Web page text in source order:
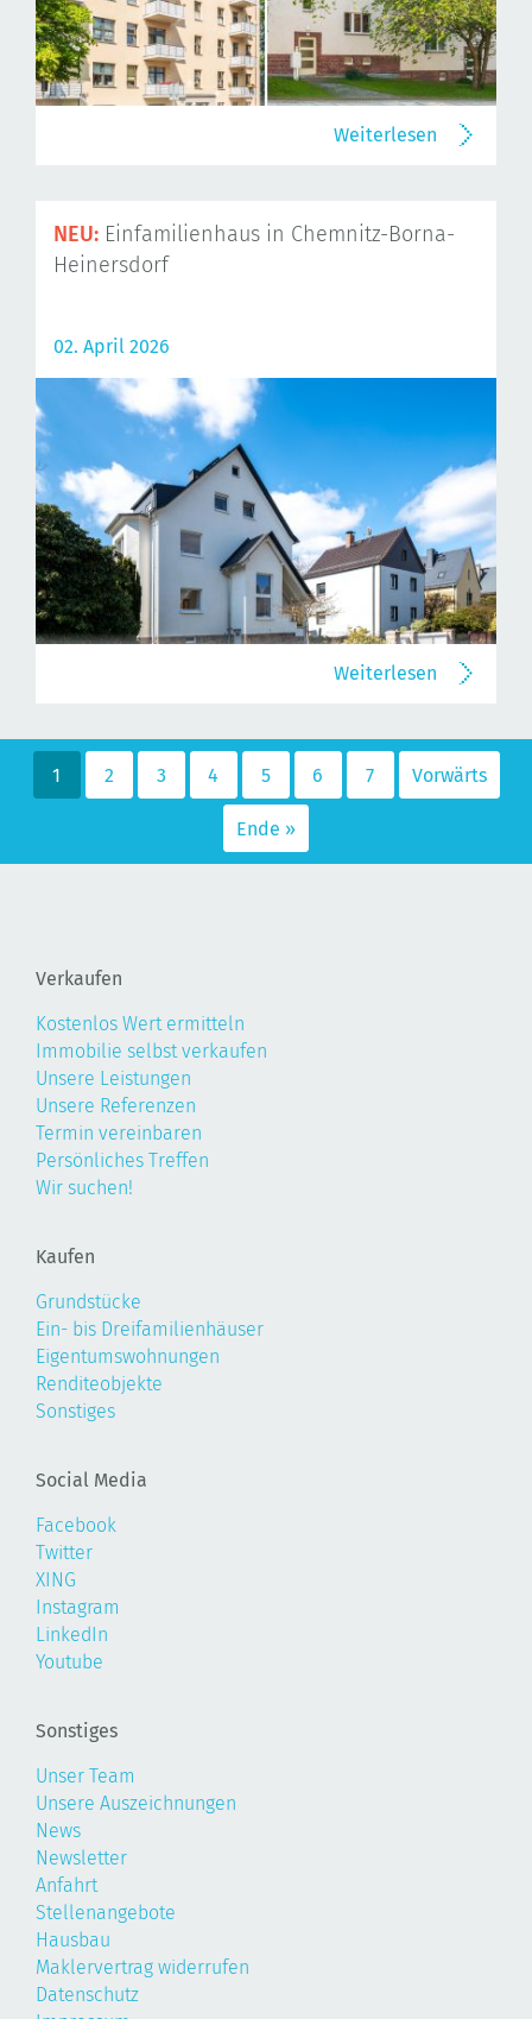
Weiterlesen
NEU: Einfamilienhaus in Chemnitz-Borna-
Heinersdorf
02. April 2026
Weiterlesen
1 2 3 4 5 6 7 Vorwärts
Ende »
Verkaufen
Kostenlos Wert ermitteln
Immobilie selbst verkaufen
Unsere Leistungen
Unsere Referenzen
Termin vereinbaren
Persönliches Treffen
Wir suchen!
Kaufen
Grundstücke
Ein- bis Dreifamilienhäuser
Eigentumswohnungen
Renditeobjekte
Sonstiges
Social Media
Facebook
Twitter
XING
Instagram
LinkedIn
Youtube
Sonstiges
Unser Team
Unsere Auszeichnungen
News
Newsletter
Anfahrt
Stellenangebote
Hausbau
Maklervertrag widerrufen
Datenschutz